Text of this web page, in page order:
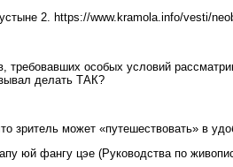
2. https://www.kramola.info/vesti/
требовавших особых условий
делать ТАК?
зритель может «путешествовать» в
юй фангу цэе (Руководства по